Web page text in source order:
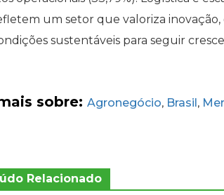
um setor que valoriza
sustentáveis para seguir
sobre: Agronegócio, Brasil,
Relacionado